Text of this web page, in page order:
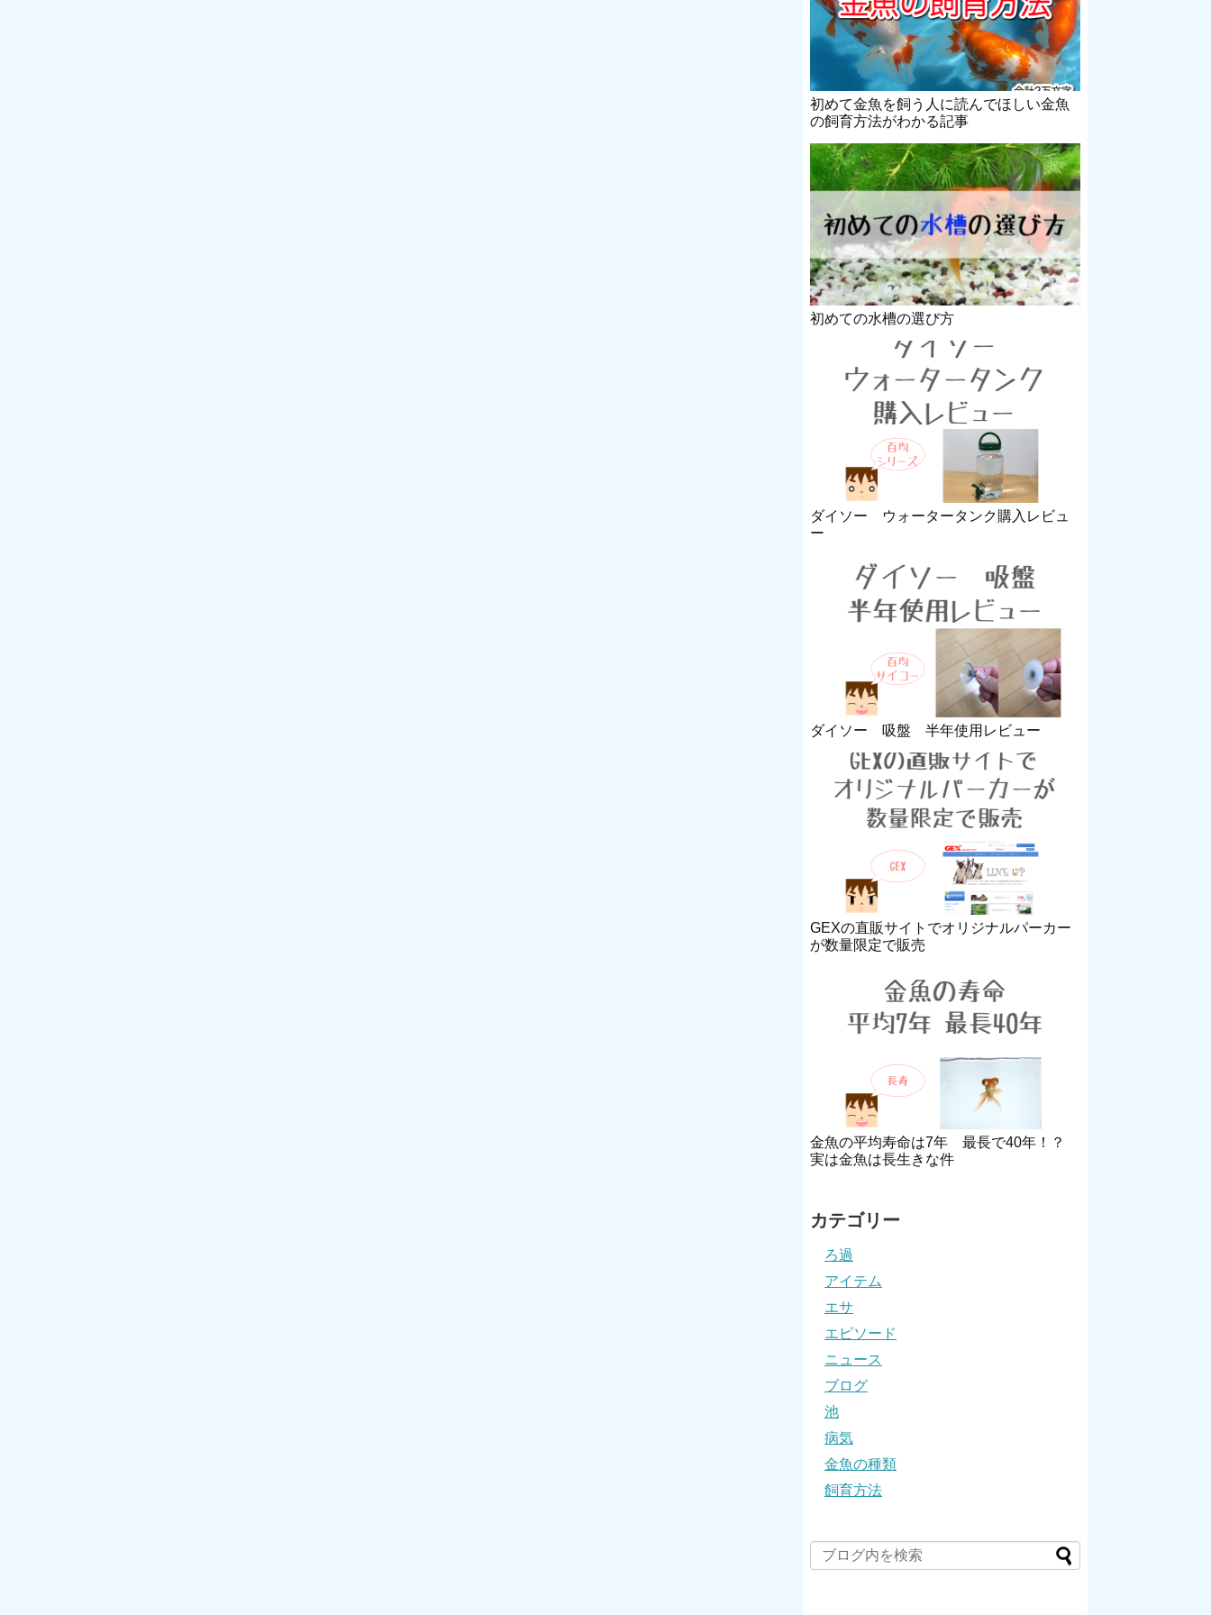
初めて金魚を飼う人に読んでほしい金魚
の飼育方法がわかる記事
初めての水槽の選び方
ダイソー ウォータータンク購入レビュ
ー
ダイソー 吸盤 半年使用レビュー
GEXの直販サイトでオリジナルパーカー
が数量限定で販売
金魚の平均寿命は7年 最長で40年！？
実は金魚は長生きな件
カテゴリー
ろ過
アイテム
エサ
エピソード
ニュース
ブログ
池
病気
金魚の種類
飼育方法